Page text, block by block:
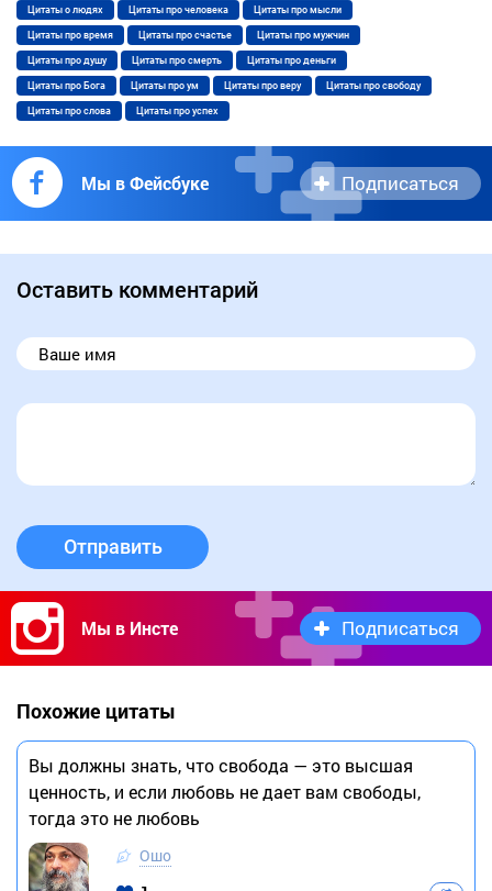
Цитаты о людях Цитаты про человека Цитаты про мысли
Цитаты про время Цитаты про счастье Цитаты про мужчин
Цитаты про душу Цитаты про смерть Цитаты про деньги
Цитаты про Бога Цитаты про ум Цитаты про веру Цитаты про свободу
Цитаты про слова Цитаты про успех
Мы в Фейсбуке Подписаться
Оставить комментарий
Отправить
Мы в Инсте Подписаться
Похожие цитаты
Вы должны знать, что свобода — это высшая
ценность, и если любовь не дает вам свободы,
тогда это не любовь
Ошо